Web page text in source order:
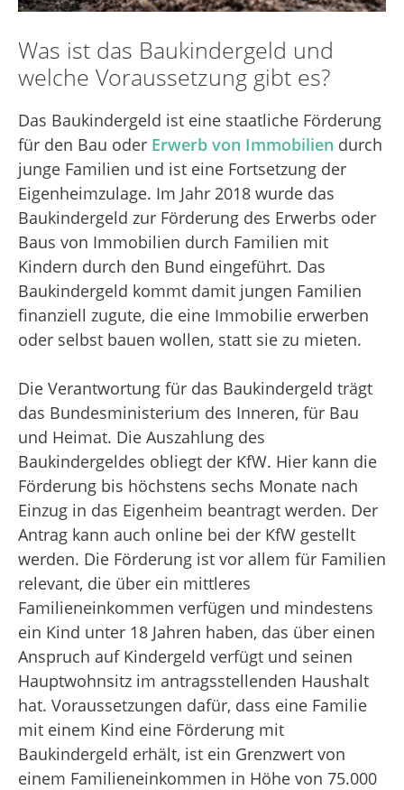
Was ist das Baukindergeld und
welche Voraussetzung gibt es?
Das Baukindergeld ist eine staatliche Förderung
für den Bau oder Erwerb von Immobilien durch
junge Familien und ist eine Fortsetzung der
Eigenheimzulage. Im Jahr 2018 wurde das
Baukindergeld zur Förderung des Erwerbs oder
Baus von Immobilien durch Familien mit
Kindern durch den Bund eingeführt. Das
Baukindergeld kommt damit jungen Familien
finanziell zugute, die eine Immobilie erwerben
oder selbst bauen wollen, statt sie zu mieten.
Die Verantwortung für das Baukindergeld trägt
das Bundesministerium des Inneren, für Bau
und Heimat. Die Auszahlung des
Baukindergeldes obliegt der KfW. Hier kann die
Förderung bis höchstens sechs Monate nach
Einzug in das Eigenheim beantragt werden. Der
Antrag kann auch online bei der KfW gestellt
werden. Die Förderung ist vor allem für Familien
relevant, die über ein mittleres
Familieneinkommen verfügen und mindestens
ein Kind unter 18 Jahren haben, das über einen
Anspruch auf Kindergeld verfügt und seinen
Hauptwohnsitz im antragsstellenden Haushalt
hat. Voraussetzungen dafür, dass eine Familie
mit einem Kind eine Förderung mit
Baukindergeld erhält, ist ein Grenzwert von
einem Familieneinkommen in Höhe von 75.000